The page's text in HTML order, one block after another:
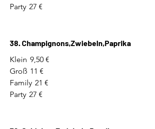
Party 27 €
38. Champignons,Zwiebeln,Paprika
Klein 9,50 €
Groß 11 €
Family 21 €
Party 27 €